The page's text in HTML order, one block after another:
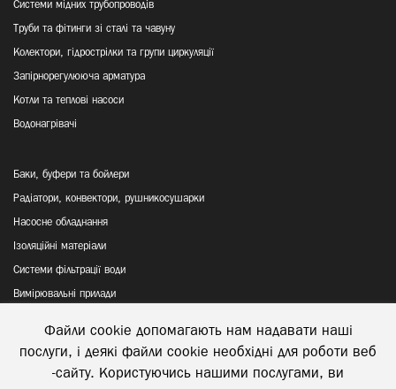
Файли cookie допомагають нам надавати наші
послуги, і деякі файли cookie необхідні для роботи веб
-сайту. Користуючись нашими послугами, ви
Системи мідних трубопроводів
Труби та фітинги зі сталі та чавуну
Колектори, гідрострілки та групи циркуляції
Запірнорегулююча арматура
Котли та теплові насоси
Водонагрівачі
Баки, буфери та бойлери
Радіатори, конвектори, рушникосушарки
Насосне обладнання
Ізоляційні матеріали
Системи фільтрації води
Вимірювальні прилади
Політика конфіденційності
Відправка та повернення товару